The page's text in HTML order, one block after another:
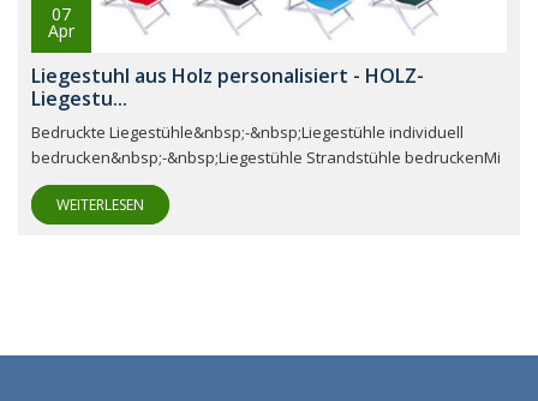
07
Apr
Liegestuhl aus Holz personalisiert - HOLZ-
Liegestu...
Bedruckte Liegestühle&nbsp;-&nbsp;Liegestühle individuell
bedrucken&nbsp;-&nbsp;Liegestühle Strandstühle bedruckenMi
WEITERLESEN